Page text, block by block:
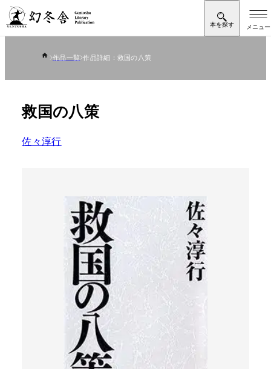
作品一覧 作品詳細：救国の八策
救国の八策
佐々淳行